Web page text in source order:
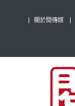
關於閱傳媒